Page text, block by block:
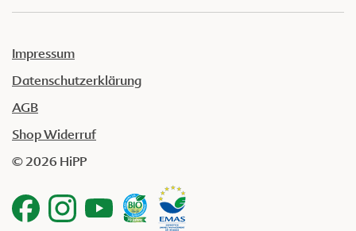
Impressum
Datenschutzerklärung
AGB
Shop Widerruf
© 2026 HiPP